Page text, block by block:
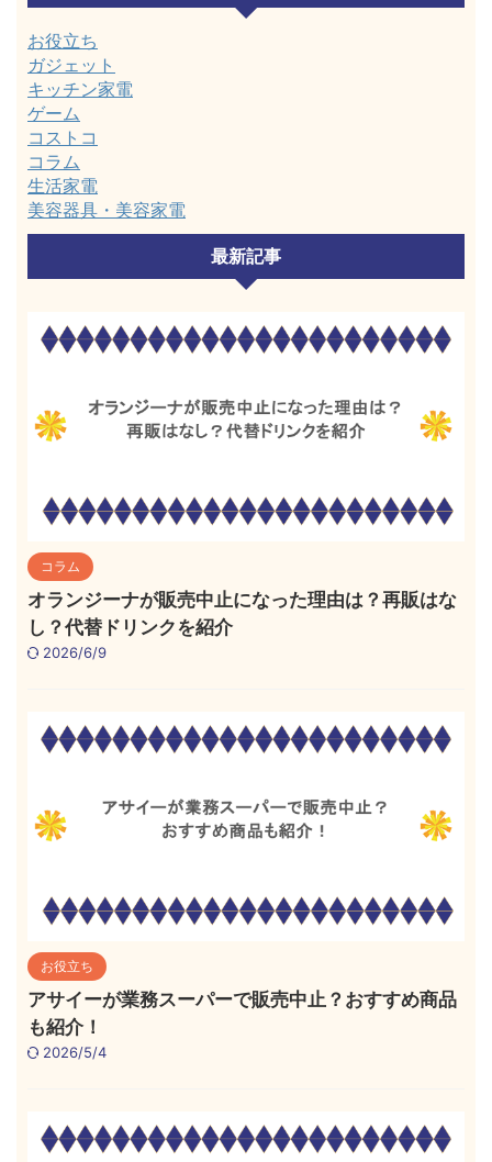
お役立ち
ガジェット
キッチン家電
ゲーム
コストコ
コラム
生活家電
美容器具・美容家電
最新記事
コラム
オランジーナが販売中止になった理由は？再販はな
し？代替ドリンクを紹介
2026/6/9
お役立ち
アサイーが業務スーパーで販売中止？おすすめ商品
も紹介！
2026/5/4